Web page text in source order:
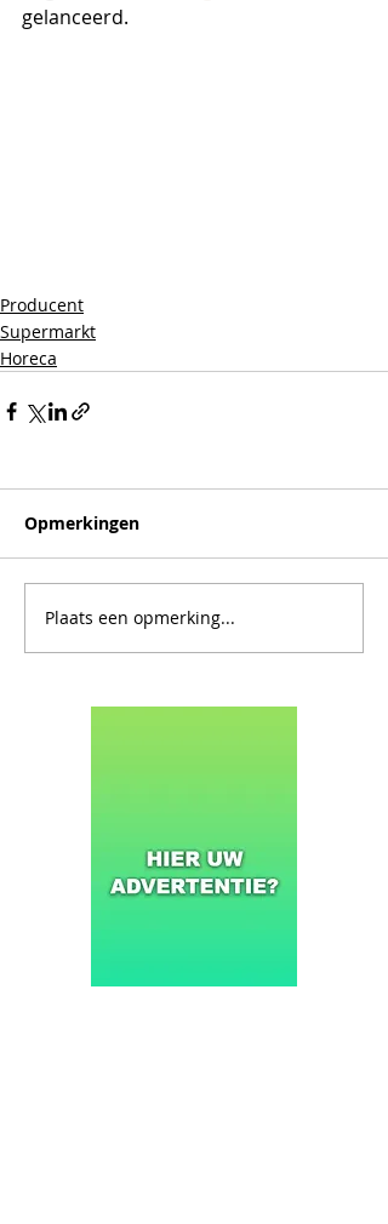
gelanceerd.
Producent
Supermarkt
Horeca
Opmerkingen
Plaats een opmerking...